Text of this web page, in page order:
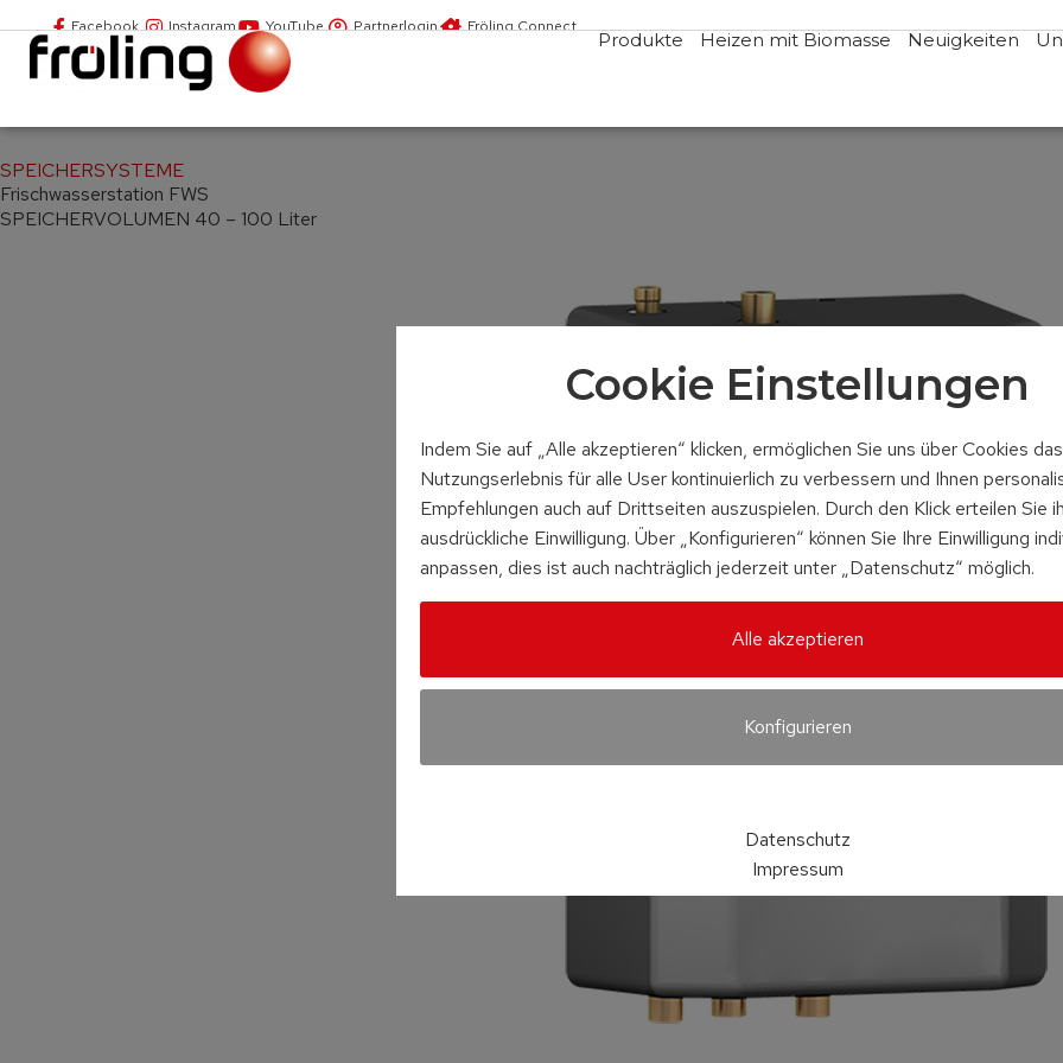
Facebook Instagram YouTube Partnerlogin Fröling Connect
Produkte Heizen mit Biomasse Neuigkeiten
SPEICHERSYSTEME
Frisch­wasser­station FWS
SPEICHERVOLUMEN 40 – 100 Liter
Cookie Einstellungen
Indem Sie auf „Alle akzeptieren“ klicken, ermöglichen Sie uns über Cookies das
Nutzungserlebnis für alle User kontinuierlich zu verbessern und Ihnen
Empfehlungen auch auf Drittseiten auszuspielen. Durch den Klick erteilen Sie
ausdrückliche Einwilligung. Über „Konfigurieren“ können Sie Ihre Einwilligung
anpassen, dies ist auch nachträglich jederzeit unter „Datenschutz“ möglich.
Alle akzeptieren
Konfigurieren
Datenschutz
Impressum